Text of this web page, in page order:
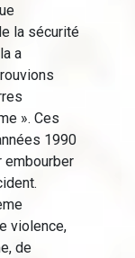
la sécurité
a
». Ces
1990
embourber
violence,
de